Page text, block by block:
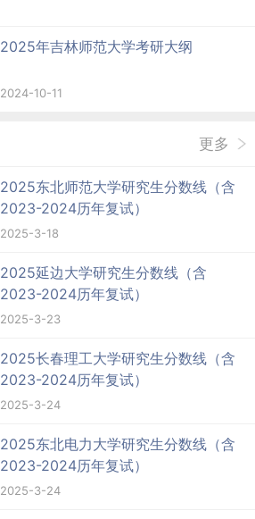
2025年吉林师范大学考研大纲
2024-10-11
更多
2025东北师范大学研究生分数线（含
2023-2024历年复试）
2025-3-18
2025延边大学研究生分数线（含
2023-2024历年复试）
2025-3-23
2025长春理工大学研究生分数线（含
2023-2024历年复试）
2025-3-24
2025东北电力大学研究生分数线（含
2023-2024历年复试）
2025-3-24